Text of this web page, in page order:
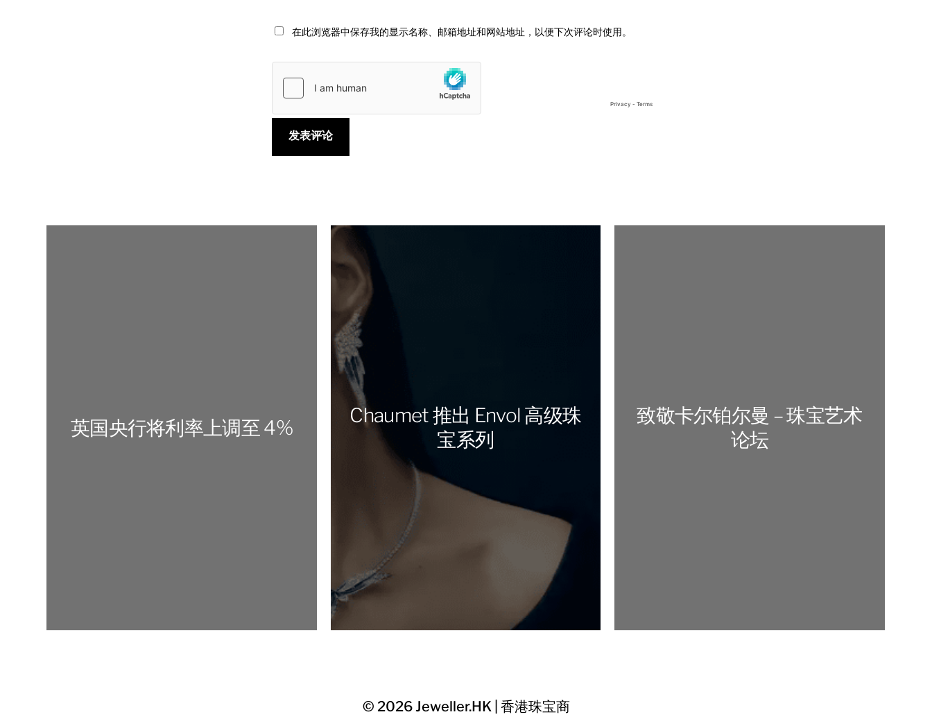
在此浏览器中保存我的显示名称、邮箱地址和网站地址，以便下次评论时使用。
英国央行将利率上调至 4%
Chaumet 推出 Envol 高级珠
宝系列
致敬卡尔铂尔曼 – 珠宝艺术
论坛
© 2026Jeweller.HK | 香港珠宝商